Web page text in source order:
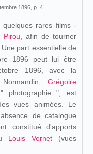
1896, p. 4.
rares films -
Pirou , afin de tourner
part essentielle de
1896 peut lui être
1896, avec la
Grégoire
photographie ", est
vues animées. Le
de catalogue
constitué d'apports
Louis Vernet (vues